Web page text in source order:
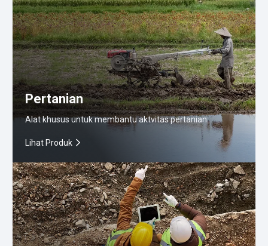
Pertanian
Alat khusus untuk membantu aktvitas pertanian
Lihat Produk